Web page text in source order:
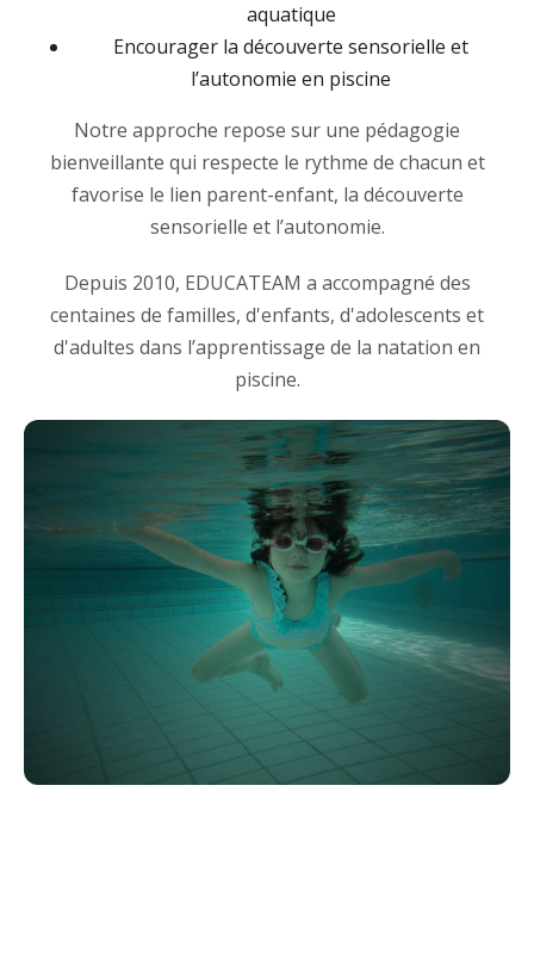
aquatique
Encourager la découverte sensorielle et
l’autonomie en piscine
Notre approche repose sur une pédagogie
bienveillante qui respecte le rythme de chacun et
favorise le lien parent-enfant, la découverte
sensorielle et l’autonomie.
Depuis 2010, EDUCATEAM a accompagné des
centaines de familles, d'enfants, d'adolescents et
d'adultes dans l’apprentissage de la natation en
piscine.